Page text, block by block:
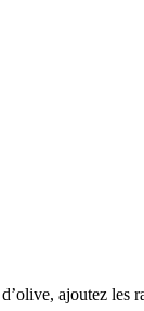
ajoutez